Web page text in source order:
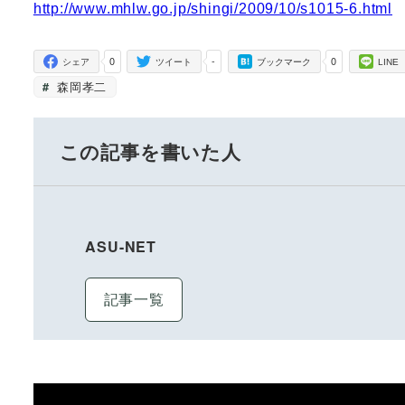
http://www.mhlw.go.jp/shingi/2009/10/s1015-6.html
0
シェア -
ツイート 0
ブックマーク LINE
森岡孝二
この記事を書いた人
ASU-NET
記事一覧